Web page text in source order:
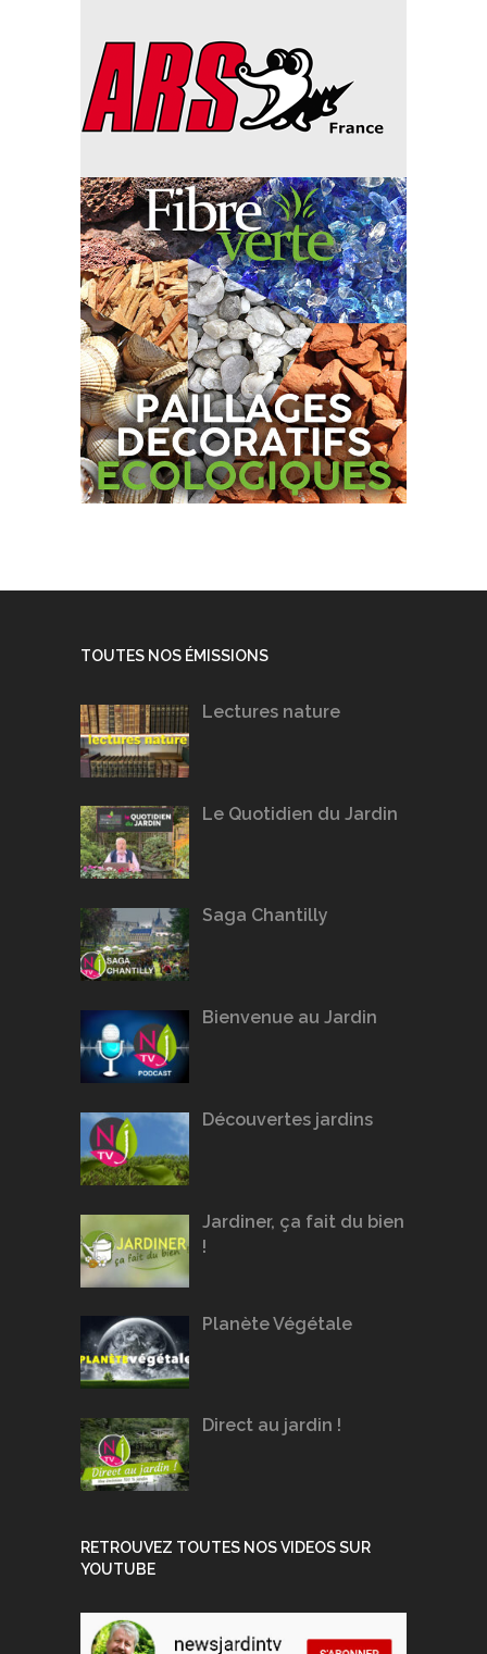
TOUTES NOS ÉMISSIONS
Lectures nature
Le Quotidien du Jardin
Saga Chantilly
Bienvenue au Jardin
Découvertes jardins
Jardiner, ça fait du bien
!
Planète Végétale
Direct au jardin !
RETROUVEZ TOUTES NOS VIDEOS SUR
YOUTUBE